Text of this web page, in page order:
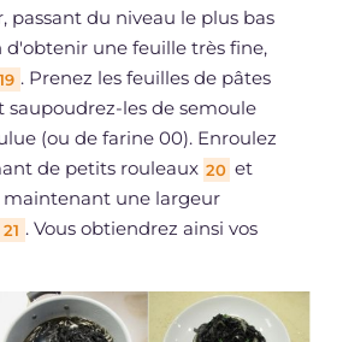
passant du niveau le plus bas
une feuille très fine,
19 . Prenez les feuilles de pâtes
saupoudrez-les de semoule
(ou de farine 00). Enroulez
de petits rouleaux 20 et
maintenant une largeur
21 . Vous obtiendrez ainsi vos